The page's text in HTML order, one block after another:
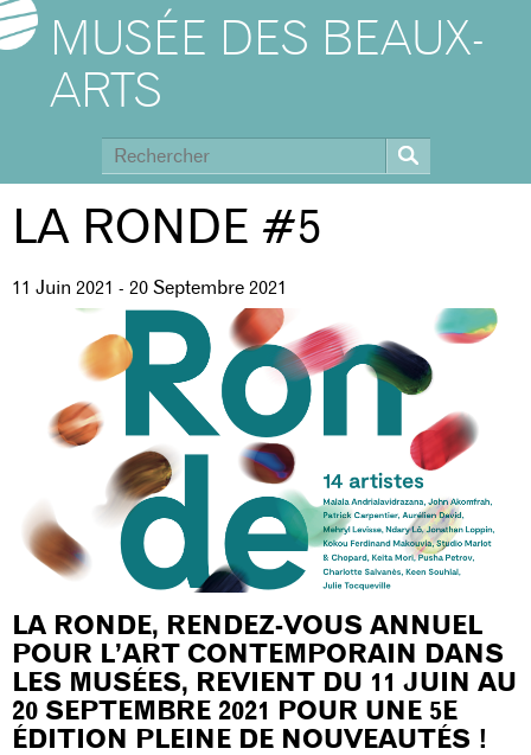
MUSÉE DES BEAUX-
ARTS
LA RONDE #5
11 Juin 2021 - 20 Septembre 2021
LA RONDE, RENDEZ-VOUS ANNUEL
POUR L’ART CONTEMPORAIN DANS
LES MUSÉES, REVIENT DU 11 JUIN AU
20 SEPTEMBRE 2021 POUR UNE 5E
ÉDITION PLEINE DE NOUVEAUTÉS !